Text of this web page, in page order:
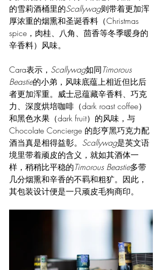
的雪莉酒桶里的Scallywag则带着更加浑
厚浓重的烟熏和圣诞香料（Christmas
spice，肉桂、八角、茴香等冬季暖身的
辛香料）风味。
Cara表示， Scallywag如同Timorous
Beastie的小弟，风味底蕴上相近但比后
者更加浑重。威士忌蕴藏辛香料、巧克
力、深度烘培咖啡（dark roast coffee）
和黑色水果（dark fruit）的风味，与
Chocolate Concierge 的彭亨黑巧克力配
酒当真是相得益彰。 Scallywag是英文语
境里带着顽皮的含义，就如其酒体一
样，稍稍比平稳的Timorous Beastie多带
几分烟熏和辛香的不羁和粗犷。因此，
其包装设计便是一只顽皮毛狗商印。